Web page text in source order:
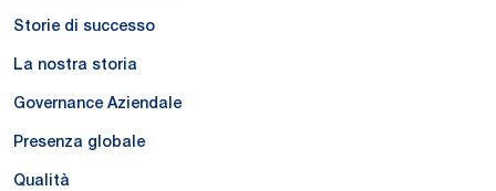
Storie di successo
La nostra storia
Governance Aziendale
Presenza globale
Qualità